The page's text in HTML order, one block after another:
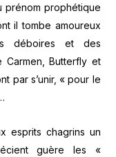
prénom prophétique
il tombe amoureux
déboires et des
Carmen, Butterfly et
par s’unir, « pour le
esprits chagrins un
guère les «